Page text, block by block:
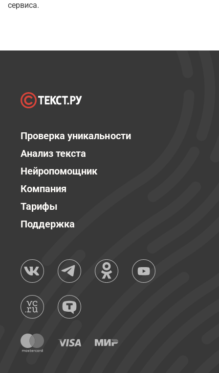
сервиса.
Проверка уникальности
Анализ текста
Нейропомощник
Компания
Тарифы
Поддержка